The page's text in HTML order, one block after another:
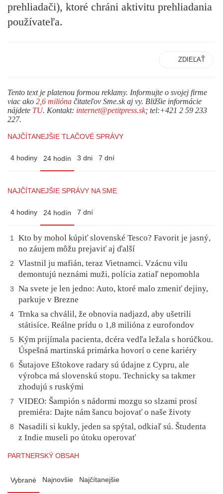
prehliadači), ktoré chráni aktivitu prehliadania
používateľa.
ZDIEĽAŤ
Tento text je platenou formou reklamy. Informujte o svojej firme
viac ako 2,6 milióna čitateľov Sme.sk aj vy. Bližšie informácie
nájdete TU. Kontakt: internet@petitpress.sk; tel:+421 2 59 233
227.
NAJČÍTANEJŠIE TLAČOVÉ SPRÁVY
4 hodiny 24 hodín 3 dni 7 dní
NAJČÍTANEJŠIE SPRÁVY NA SME
4 hodiny 24 hodín 7 dní
1
Kto by mohol kúpiť slovenské Tesco? Favorit je jasný,
no záujem môžu prejaviť aj ďalší
2
Vlastnil ju mafián, teraz Vietnamci. Vzácnu vilu
demontujú neznámi muži, polícia zatiaľ nepomohla
3
Na svete je len jedno: Auto, ktoré malo zmeniť dejiny,
parkuje v Brezne
4 Trnka sa chválil, že obnovia nadjazd, aby ušetrili
státisíce. Reálne prídu o 1,8 milióna z eurofondov
5
Kým prijímala pacienta, dcéra vedľa ležala s horúčkou.
Úspešná martinská primárka hovorí o cene kariéry
6
Šutajove Eštokove radary sú údajne z Cypru, ale
výrobca má slovenskú stopu. Technicky sa takmer
zhodujú s ruskými
7
VIDEO: Šampión s nádormi mozgu so slzami prosí
premiéra: Dajte nám šancu bojovať o naše životy
8
Nasadili si kukly, jeden sa spýtal, odkiaľ sú. Študenta
z Indie museli po útoku operovať
PARTNERSKÝ OBSAH
Vybrané Najnovšie Najčítanejšie